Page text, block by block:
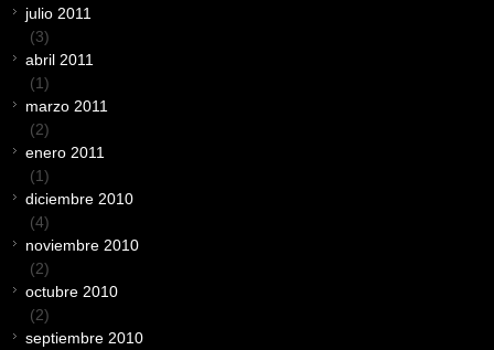
julio 2011
(3)
abril 2011
(1)
marzo 2011
(2)
enero 2011
(1)
diciembre 2010
(4)
noviembre 2010
(2)
octubre 2010
(2)
septiembre 2010